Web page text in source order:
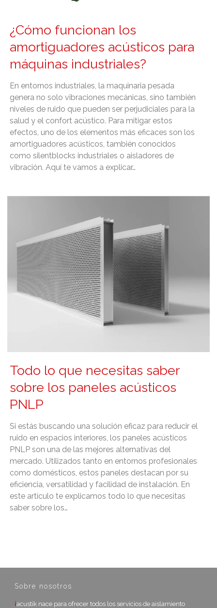
¿Cómo funcionan los
amortiguadores acústicos para
máquinas industriales?
En entornos industriales, la maquinaria pesada
genera no solo vibraciones mecánicas, sino también
niveles de ruido que pueden ser perjudiciales para la
salud y el confort acústico. Para mitigar estos
efectos, uno de los elementos más eficaces son los
amortiguadores acústicos, también conocidos
como silentblocks industriales o aisladores de
vibración. Aquí te vamos a explicar…
Todo lo que necesitas saber
sobre los paneles acústicos
PNLP
Si estás buscando una solución eficaz para reducir el
ruido en espacios interiores, los paneles acústicos
PNLP son una de las mejores alternativas del
mercado. Utilizados tanto en entornos profesionales
como domésticos, estos paneles destacan por su
eficiencia, versatilidad y facilidad de instalación. En
este artículo te explicamos todo lo que necesitas
saber sobre los…
Sobre nosotros
iacustik nace para ofrecer todos los servicios de aislamiento